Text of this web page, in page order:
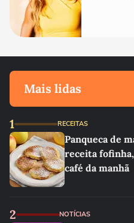
Mais lidas
1 RECEITAS
Panqueca de
receita
café da manhã
2 NOTÍCIAS